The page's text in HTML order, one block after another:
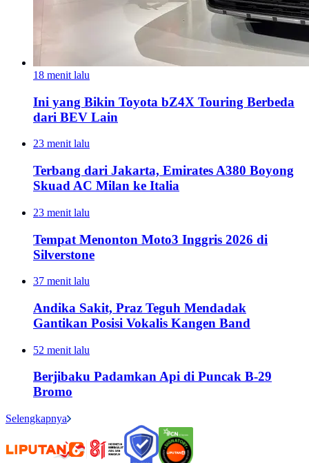
18 menit lalu
Ini yang Bikin Toyota bZ4X Touring Berbeda
dari BEV Lain
23 menit lalu
Terbang dari Jakarta, Emirates A380 Boyong
Skuad AC Milan ke Italia
23 menit lalu
Tempat Menonton Moto3 Inggris 2026 di
Silverstone
37 menit lalu
Andika Sakit, Praz Teguh Mendadak
Gantikan Posisi Vokalis Kangen Band
52 menit lalu
Berjibaku Padamkan Api di Puncak B-29
Bromo
Selengkapnya